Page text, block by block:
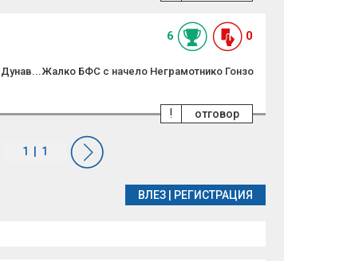
6 0
БФС с начело Неграмотнико Гонзо
отговор
!
ВЛЕЗ РЕГИСТРАЦИЯ